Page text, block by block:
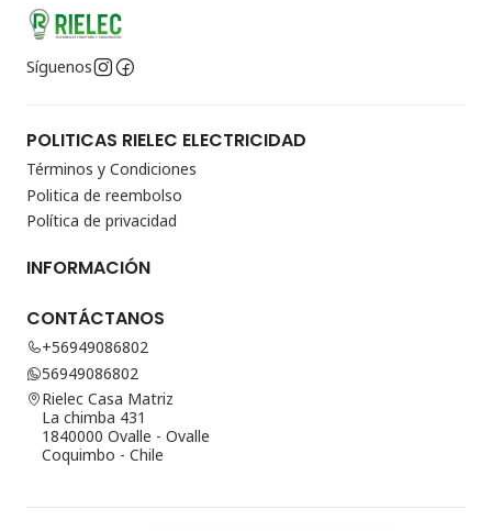
Síguenos
POLITICAS RIELEC ELECTRICIDAD
Términos y Condiciones
Politica de reembolso
Política de privacidad
INFORMACIÓN
CONTÁCTANOS
+56949086802
56949086802
Rielec Casa Matriz
La chimba 431
1840000 Ovalle - Ovalle
Coquimbo - Chile